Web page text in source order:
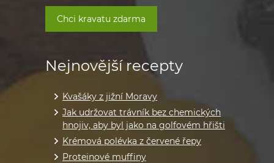
Nejnovější recepty
Kvašáky z jižní Moravy
Jak udržovat trávník bez chemických
hnojiv, aby byl jako na golfovém hřišti
Krémová polévka z červené řepy
Proteinové muffiny
Chci kravatu zdarma